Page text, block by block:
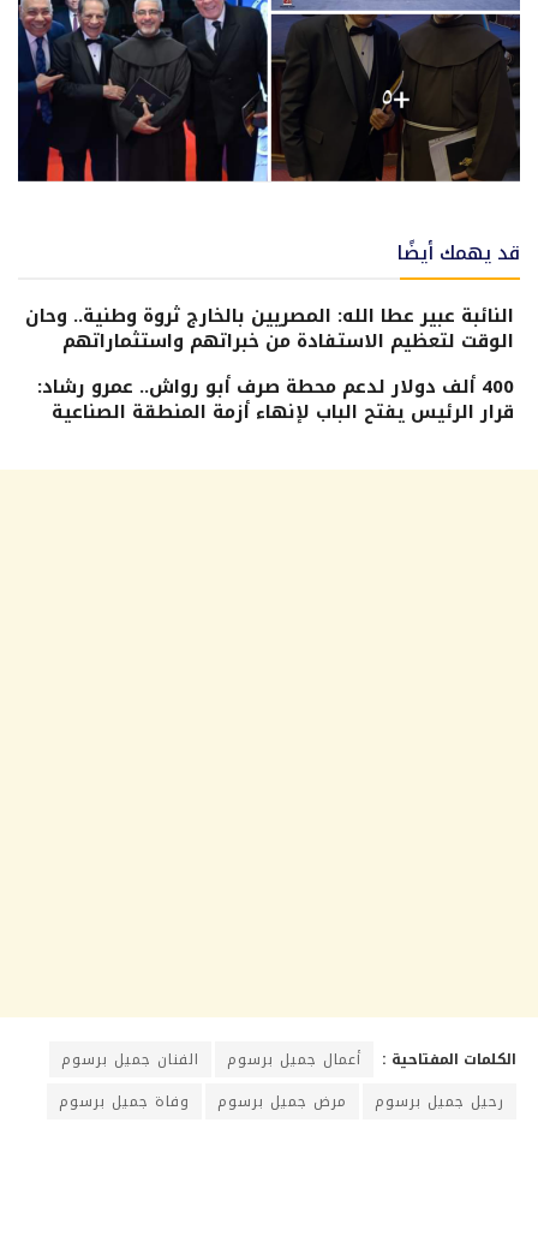
قد يهمك أيضًا
النائبة عبير عطا الله: المصريين بالخارج ثروة وطنية.. وحان
الوقت لتعظيم الاستفادة من خبراتهم واستثماراتهم
400 ألف دولار لدعم محطة صرف أبو رواش.. عمرو رشاد:
قرار الرئيس يفتح الباب لإنهاء أزمة المنطقة الصناعية
الكلمات المفتاحية : أعمال جميل برسوم
الفنان جميل برسوم
رحيل جميل برسوم
مرض جميل برسوم وفاة جميل برسوم